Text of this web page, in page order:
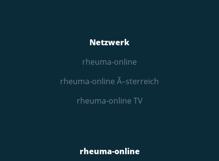
Netzwerk
rheuma-online
rheuma-online Ã–sterreich
rheuma-online TV
rheuma-online